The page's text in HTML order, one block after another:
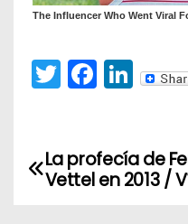
T
w
er
F
a
e
b
Li
e
dI
NLa profecía de
Vettel en 2013 /